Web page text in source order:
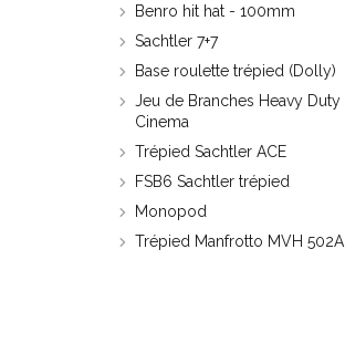
Benro hit hat - 100mm
Sachtler 7+7
Base roulette trépied (Dolly)
Jeu de Branches Heavy Duty
Cinema
Trépied Sachtler ACE
FSB6 Sachtler trépied
Monopod
Trépied Manfrotto MVH 502A